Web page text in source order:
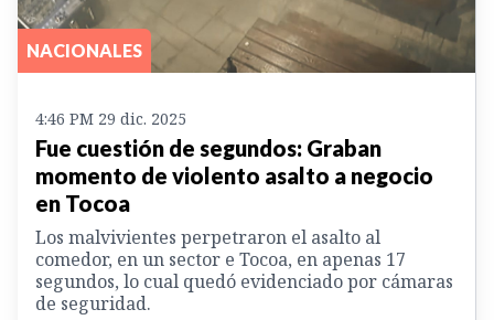
NACIONALES
4:46 PM 29 dic. 2025
Fue cuestión de segundos: Graban
momento de violento asalto a negocio
en Tocoa
Los malvivientes perpetraron el asalto al
comedor, en un sector e Tocoa, en apenas 17
segundos, lo cual quedó evidenciado por cámaras
de seguridad.